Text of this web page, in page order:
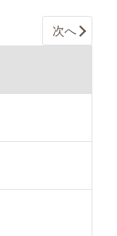
次へ